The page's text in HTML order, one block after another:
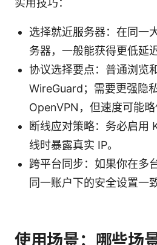
实用技巧：
选择就近服务器：在同一
务器，一般能获得更低延
协议选择要点：普通浏览
WireGuard；需要更强隐
OpenVPN，但速度可能略
断线应对策略：务必启用
线时暴露真实 IP。
跨平台同步：如果你在多
同一账户下的安全设置一
使用场景：哪些场